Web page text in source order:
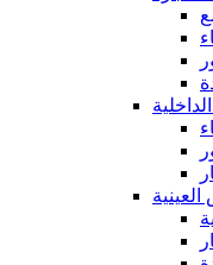
العينية